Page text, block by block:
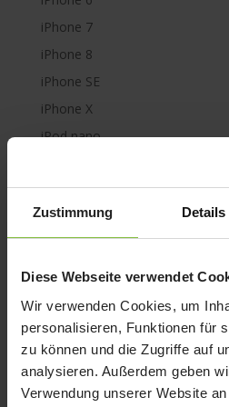
Zustimmung Details
Diese Webseite verwendet
Wir verwenden Cookies, um
personalisieren, Funktionen für
zu können und die Zugriffe auf
analysieren. Außerdem geben
Verwendung unserer Website
iPhone 7
iPhone 8
iPhone SE
iPhone X
iPod nano
iPod touch
Kabel & Adapter
Kopfhörer
LaCie Rugged
Lightning
Mac mini
Mac Pro
Mac Studio